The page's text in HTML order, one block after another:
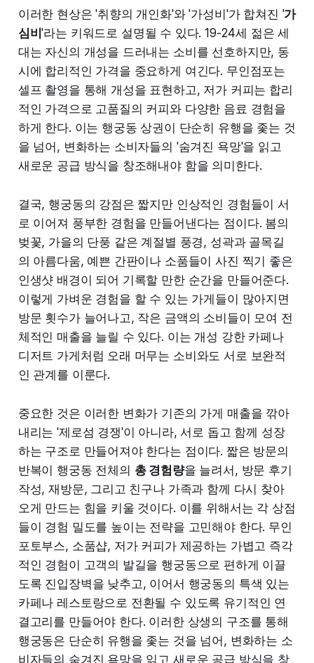
이러한 현상은 '취향의 개인화'와 '가성비'가 합쳐진 '가
심비'라는 키워드로 설명될 수 있다. 19-24세 젊은 세
대는 자신의 개성을 드러내는 소비를 선호하지만, 동
시에 합리적인 가격을 중요하게 여긴다. 무인점포는
셀프 촬영을 통해 개성을 표현하고, 저가 커피는 합리
적인 가격으로 고품질의 커피와 다양한 음료 경험을
하게 한다. 이는 행궁동 상권이 단순히 유행을 좇는 것
을 넘어, 변화하는 소비자들의 '숨겨진 욕망'을 읽고
새로운 공급 방식을 창조해내야 함을 의미한다.
결국, 행궁동의 강점은 짧지만 인상적인 경험들이 서
로 이어져 풍부한 경험을 만들어낸다는 점이다. 봄의
벚꽃, 가을의 단풍 같은 계절별 풍경, 성곽과 골목길
의 아름다움, 예쁜 간판이나 소품들이 사진 찍기 좋은
인생샷 배경이 되어 기록할 만한 순간을 만들어준다.
이렇게 가벼운 경험을 할 수 있는 가게들이 많아지면
방문 횟수가 늘어나고, 작은 금액의 소비들이 모여 전
체적인 매출을 늘릴 수 있다. 이는 개성 강한 카페나
디저트 가게처럼 오래 머무는 소비와도 서로 보완적
인 관계를 이룬다.
중요한 것은 이러한 변화가 기존의 가게 매출을 깎아
내리는 '제로섬 경쟁'이 아니라, 서로 돕고 함께 성장
하는 구조로 만들어져야 한다는 점이다. 짧은 방문의
반복이 행궁동 전체의 총 경험량을 늘려서, 방문 후기
작성, 재방문, 그리고 친구나 가족과 함께 다시 찾아
오게 만드는 힘을 키울 것이다. 이를 위해서는 각 상점
들이 경험 밀도를 높이는 전략을 고민해야 한다. 무인
포토부스, 소품샵, 저가 커피가 제공하는 가볍고 즉각
적인 경험이 고객의 발길을 행궁동으로 편하게 이끌
도록 진입장벽을 낮추고, 이어서 행궁동의 특색 있는
카페나 레스토랑으로 전환될 수 있도록 유기적인 연
결고리를 만들어야 한다. 이러한 상생의 구조를 통해
행궁동은 단순히 유행을 좇는 것을 넘어, 변화하는 소
비자들의 숨겨진 욕망을 읽고 새로운 공급 방식을 창